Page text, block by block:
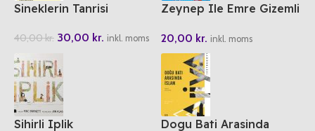
Sineklerin Tanrisi
40,00kr. 30,00 kr. inkl. moms
Zeynep Ile Emre Gizemli
Kahramanlar Görevde
Darbe Ne Demek?
20,00 kr. inkl. moms
Sihirli Iplik
Dogu Bati Arasinda